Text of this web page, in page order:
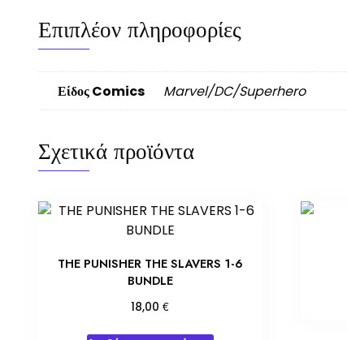
Επιπλέον πληροφορίες
Είδος Comics Marvel/DC/Superhero
Σχετικά προϊόντα
THE PUNISHER THE SLAVERS 1-6
BUNDLE
18,00€